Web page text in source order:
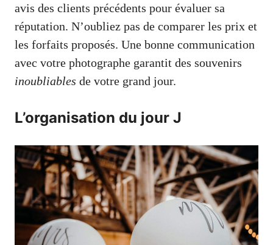
avis des clients précédents pour évaluer sa
réputation. N’oubliez pas de comparer les prix et
les forfaits proposés. Une bonne communication
avec votre photographe garantit des souvenirs
inoubliables de votre grand jour.
L’organisation du jour J